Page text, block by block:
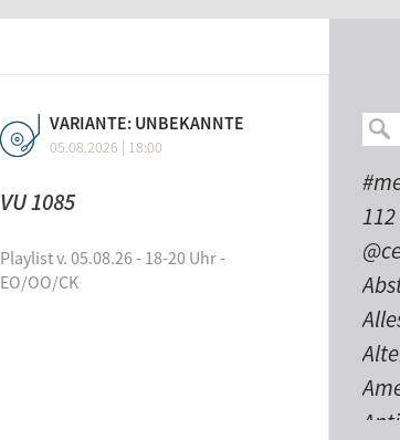
VARIANTE: UNBEKANNTE
05.08.2026 | 18:00
VU 1085
Playlist v. 05.08.26 - 18-20 Uhr -
EO/OO/CK
112